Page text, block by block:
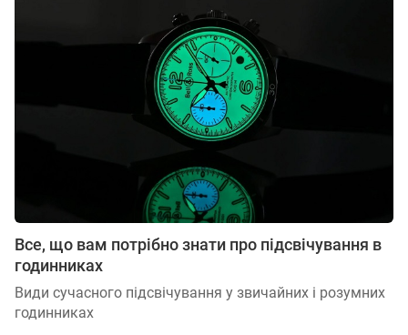
Все, що вам потрібно знати про підсвічування в
годинниках
Види сучасного підсвічування у звичайних і розумних
годинниках